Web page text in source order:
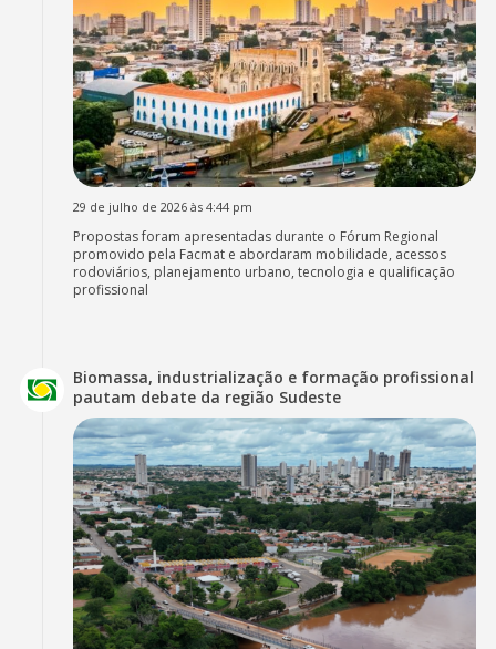
29 de julho de 2026 às 4:44 pm
Propostas foram apresentadas durante o Fórum Regional
promovido pela Facmat e abordaram mobilidade, acessos
rodoviários, planejamento urbano, tecnologia e qualificação
profissional
Biomassa, industrialização e formação profissional
pautam debate da região Sudeste